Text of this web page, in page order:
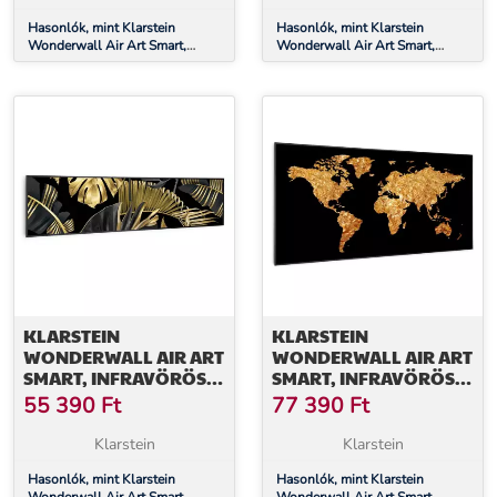
Hasonlók, mint Klarstein
Wonderwall Air Art Smart,
infravörös hősugárzó, 60 x 60
Hasonlók, mint Klarstein
Wonderwall Air Art Smart,
infravörös hősugárzó, 60 x 60
KLARSTEIN
WONDERWALL AIR ART
SMART, INFRAVÖRÖS
HŐSUGÁRZÓ, 120 X 30
CM, 350 W, FEKETE
55 390 Ft
Klarstein
Hasonlók, mint Klarstein
KLARSTEIN
WONDERWALL AIR ART
SMART, INFRAVÖRÖS
HŐSUGÁRZÓ, 120 X 60
CM, 700 W, ARANY
77 390 Ft
Klarstein
Hasonlók, mint Klarstein